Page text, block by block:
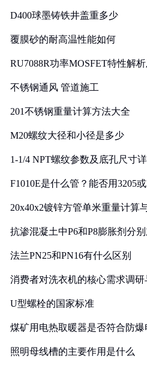
D400球墨铸铁井盖重多少
覆膜砂的耐高温性能如何
RU7088R功率MOSFET特性解
不锈钢通风 管道施工
201不锈钢重量计算方法大全
M20螺纹大径和小径是多少
1-1/4 NPT螺纹参数及底孔尺寸
F1010E是什么管？能否用3205
20x40x2镀锌方管单米重量计算
抗渗混凝土中P6和P8膨胀剂分
法兰PN25和PN16有什么区别
消费者对洗衣机的核心需求调研
U型螺栓的国家标准
煤矿用电热取暖器是否符合防
照明母线槽的主要作用是什么